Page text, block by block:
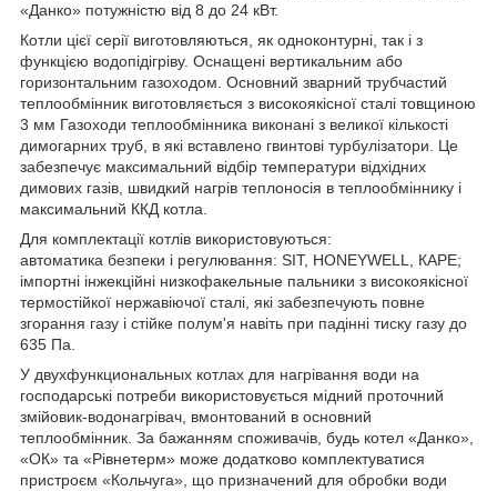
«Данко» потужністю від 8 до 24 кВт.
Котли цієї серії виготовляються, як одноконтурні, так і з
функцією водопідігріву. Оснащені вертикальним або
горизонтальним газоходом. Основний зварний трубчастий
теплообмінник виготовляється з високоякісної сталі товщиною
3 мм Газоходи теплообмінника виконані з великої кількості
димогарних труб, в які вставлено гвинтові турбулізатори. Це
забезпечує максимальний відбір температури відхідних
димових газів, швидкий нагрів теплоносія в теплообміннику і
максимальний ККД котла.
Для комплектації котлів використовуються:
автоматика безпеки і регулювання: SIT, HONEYWELL, КАРЕ;
імпортні інжекційні низкофакельные пальники з високоякісної
термостійкої нержавіючої сталі, які забезпечують повне
згорання газу і стійке полум'я навіть при падінні тиску газу до
635 Па.
У двухфункциональных котлах для нагрівання води на
господарські потреби використовується мідний проточний
змійовик-водонагрівач, вмонтований в основний
теплообмінник. За бажанням споживачів, будь котел «Данко»,
«ОК» та «Рівнетерм» може додатково комплектуватися
пристроєм «Кольчуга», що призначений для обробки води